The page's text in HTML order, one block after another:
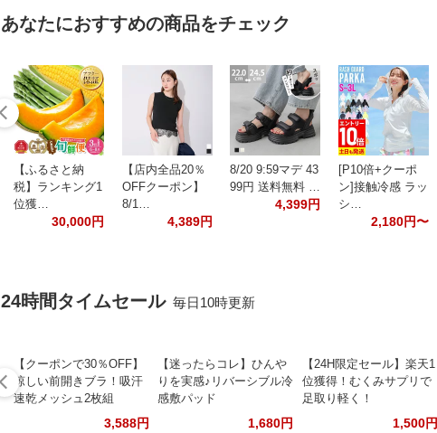
あなたにおすすめの商品をチェック
【ふるさと納
税】ランキング1
位獲…
30,000円
【店内全品20％
OFFクーポン】
8/1…
4,389円
8/20 9:59マデ 43
99円 送料無料 …
4,399円
[P10倍+クーポ
ン]接触冷感 ラッ
シ…
2,180円〜
24時間タイムセール 毎日10時更新
【クーポンで30％OFF】
涼しい前開きブラ！吸汗
速乾メッシュ2枚組
3,588円
【迷ったらコレ】ひんや
りを実感♪リバーシブル冷
感敷パッド
1,680円
【24H限定セール】楽天1
位獲得！むくみサプリで
足取り軽く！
1,500円